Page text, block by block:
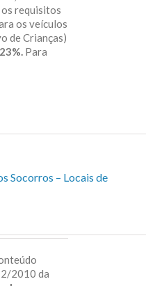
os requisitos
os veículos
de Crianças)
Para
Socorros – Locais de
2010 da